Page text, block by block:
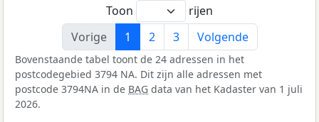
Toon
rijen
Vorige
1 2 3 Volgende
Bovenstaande tabel toont de 24 adressen in het
postcodegebied 3794 NA. Dit zijn alle adressen met
postcode 3794NA in de BAG data van het Kadaster van 1 juli
2026.